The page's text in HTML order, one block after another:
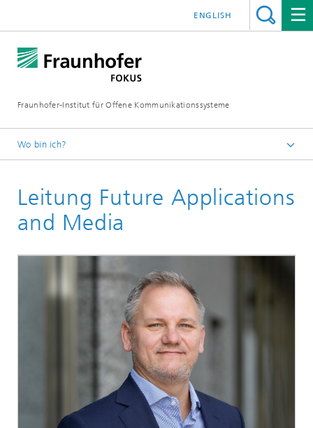
Fraunhofer-Institut für Offene Kommunikationssysteme
ENGLISH
Wo bin ich?
Future Applications and Media
Über Future Applications and Media
Leitung Future Applications
and Media